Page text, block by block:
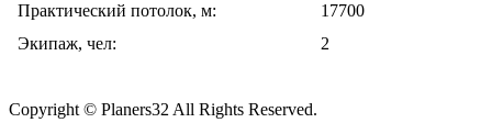
Практический потолок, м:
17700
Экипаж, чел:
2
Copyright © Planers32 All Rights Reserved.